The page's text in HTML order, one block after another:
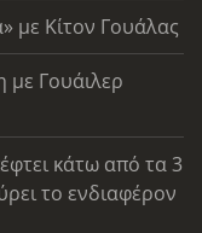
με Κίτον Γουάλας
με Γουάιλερ
κάτω από τα 3
το ενδιαφέρον